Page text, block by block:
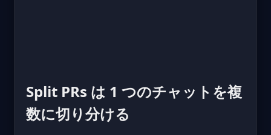
Split PRs は 1 つのチャットを複
数に切り分ける